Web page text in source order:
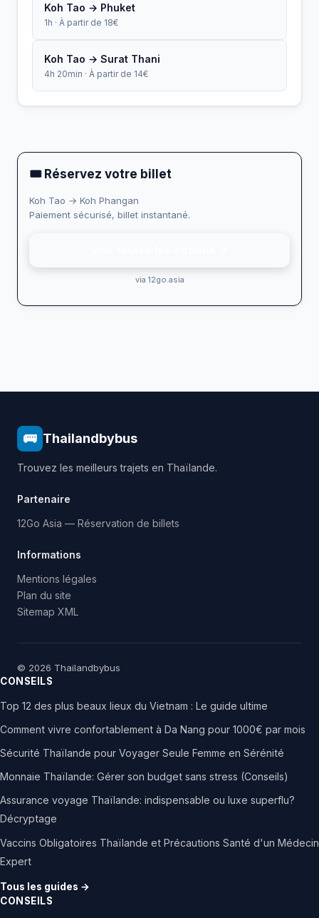
Koh Tao → Phuket
1h · À partir de 18€
Koh Tao → Surat Thani
4h 20min · À partir de 14€
🎟 Réservez votre billet
Koh Tao → Koh Phangan
Paiement sécurisé, billet instantané.
via 12go.asia
🚌 Thailandbybus
Trouvez les meilleurs trajets en Thaïlande.
Partenaire
12Go Asia — Réservation de billets
Informations
Mentions légales
Plan du site
Sitemap XML
© 2026 Thailandbybus
CONSEILS
Top 12 des plus beaux lieux du Vietnam : Le guide ultime
Comment vivre confortablement à Da Nang pour 1000€ par mois
Sécurité Thaïlande pour Voyager Seule Femme en Sérénité
Monnaie Thaïlande: Gérer son budget sans stress (Conseils)
Assurance voyage Thaïlande: indispensable ou luxe superflu?
Décryptage
Vaccins Obligatoires Thaïlande et Précautions Santé d'un Médecin
Expert
Tous les guides →
CONSEILS